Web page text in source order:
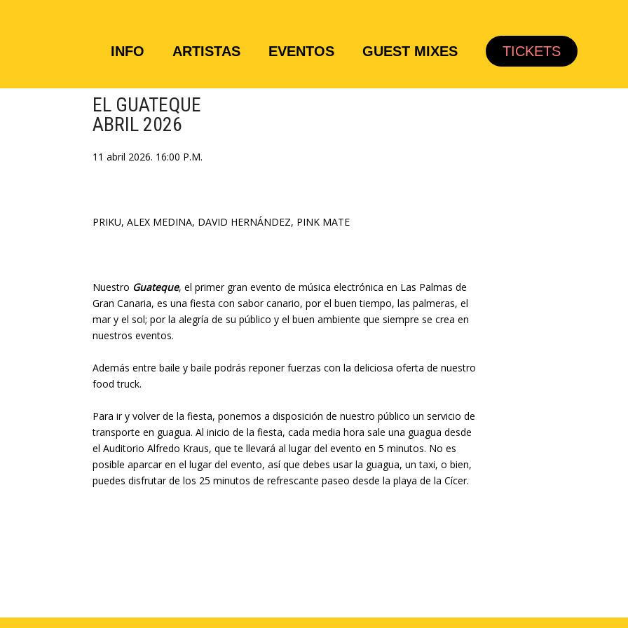
INFO ARTISTAS EVENTOS GUEST MIXES TICKETS
EL GUATEQUE
ABRIL 2026
11 abril 2026. 16:00 P.M.
PRIKU, ALEX MEDINA, DAVID HERNÁNDEZ, PINK MATE
Nuestro Guateque, el primer gran evento de música electrónica en Las Palmas de
Gran Canaria, es una fiesta con sabor canario, por el buen tiempo, las palmeras, el
mar y el sol; por la alegría de su público y el buen ambiente que siempre se crea en
nuestros eventos.
Además entre baile y baile podrás reponer fuerzas con la deliciosa oferta de nuestro
food truck.
Para ir y volver de la fiesta, ponemos a disposición de nuestro público un servicio de
transporte en guagua. Al inicio de la fiesta, cada media hora sale una guagua desde
el Auditorio Alfredo Kraus, que te llevará al lugar del evento en 5 minutos. No es
posible aparcar en el lugar del evento, así que debes usar la guagua, un taxi, o bien,
puedes disfrutar de los 25 minutos de refrescante paseo desde la playa de la Cícer.